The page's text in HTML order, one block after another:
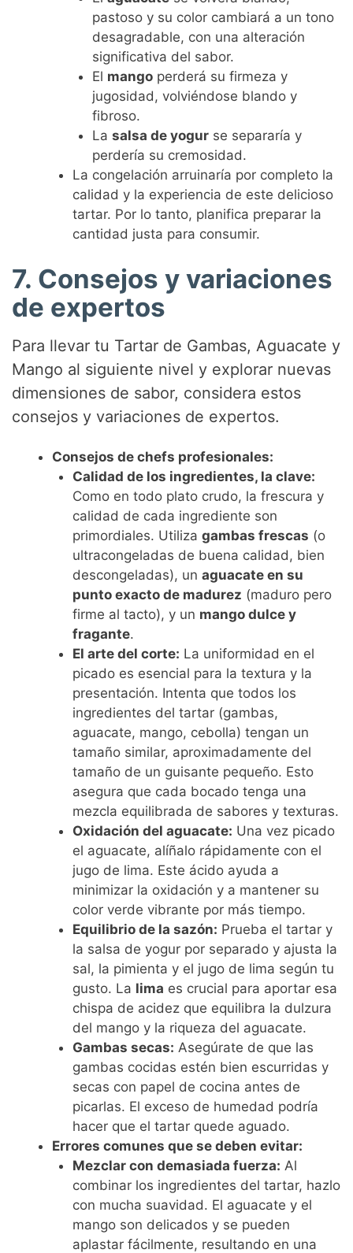
pastoso y su color cambiará a un tono
desagradable, con una alteración
significativa del sabor.
El mango perderá su firmeza y
jugosidad, volviéndose blando y
fibroso.
Lasalsa de yogur se separaría y
perdería su cremosidad.
La congelación arruinaría por completo la
calidad y la experiencia de este delicioso
tartar. Por lo tanto, planifica preparar la
cantidad justa para consumir.
7. Consejos y variaciones
de expertos
Para llevar tu Tartar de Gambas, Aguacate y
Mango al siguiente nivel y explorar nuevas
dimensiones de sabor, considera estos
consejos y variaciones de expertos.
Consejos de chefs profesionales:
Calidad de los ingredientes, la clave:
Como en todo plato crudo, la frescura y
calidad de cada ingrediente son
primordiales. Utiliza gambas frescas (o
ultracongeladas de buena calidad, bien
descongeladas), un aguacate en su
punto exacto de madurez (maduro pero
firme al tacto), y un mango dulce y
fragante.
El arte del corte: La uniformidad en el
picado es esencial para la textura y la
presentación. Intenta que todos los
ingredientes del tartar (gambas,
aguacate, mango, cebolla) tengan un
tamaño similar, aproximadamente del
tamaño de un guisante pequeño. Esto
asegura que cada bocado tenga una
mezcla equilibrada de sabores y texturas.
Oxidación del aguacate: Una vez picado
el aguacate, alíñalo rápidamente con el
jugo de lima. Este ácido ayuda a
minimizar la oxidación y a mantener su
color verde vibrante por más tiempo.
Equilibrio de la sazón: Prueba el tartar y
la salsa de yogur por separado y ajusta la
sal, la pimienta y el jugo de lima según tu
gusto. La lima es crucial para aportar esa
chispa de acidez que equilibra la dulzura
del mango y la riqueza del aguacate.
Gambas secas: Asegúrate de que las
gambas cocidas estén bien escurridas y
secas con papel de cocina antes de
picarlas. El exceso de humedad podría
hacer que el tartar quede aguado.
Errores comunes que se deben evitar:
Mezclar con demasiada fuerza: Al
combinar los ingredientes del tartar, hazlo
con mucha suavidad. El aguacate y el
mango son delicados y se pueden
aplastar fácilmente, resultando en una